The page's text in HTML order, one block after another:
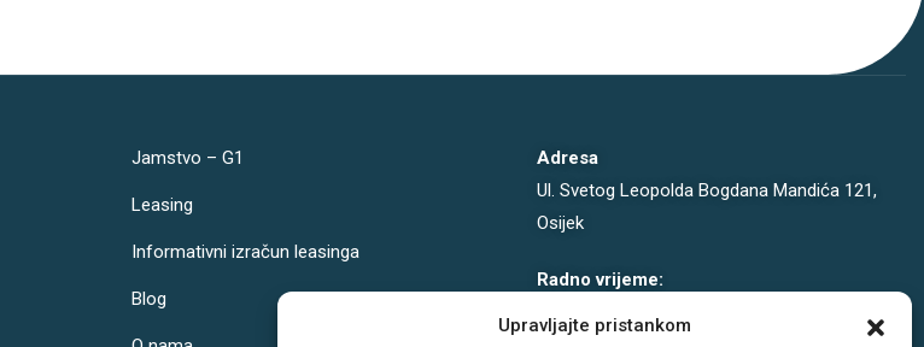
Upravljajte pristankom
Jamstvo – G1
Leasing
Informativni izračun leasinga
Blog
Adresa
Ul. Svetog Leopolda Bogdana Mandića 121,
Osijek
Radno vrijeme: